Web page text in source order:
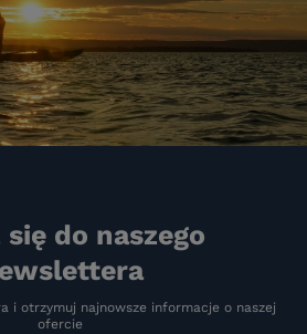
się do naszego
i otrzymuj najnowsze informacje o naszej
ofercie